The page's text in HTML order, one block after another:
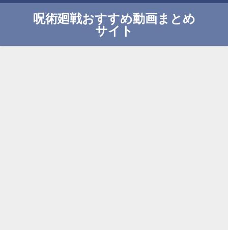
呪術廻戦おすすめ動画まとめ
サイト